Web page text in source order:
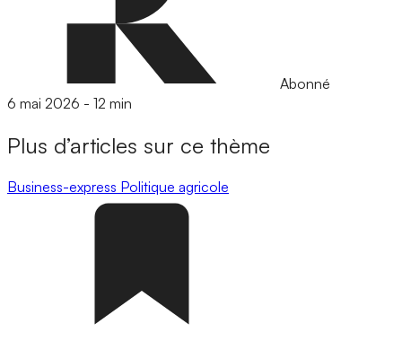
Abonné
6 mai 2026 - 12 min
Plus d’articles sur ce thème
Business-express Politique agricole